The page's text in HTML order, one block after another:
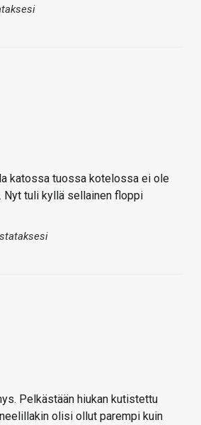
katossa tuossa kotelossa ei ole
Nyt tuli kyllä sellainen floppi
Pelkästään hiukan kutistettu
olisi ollut parempi kuin